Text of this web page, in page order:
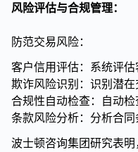
风险评估与合规管理：
防范交易风险：
客户信用评估：系统评
欺诈风险识别：识别潜
合规性自动检查：自动
条款风险分析：分析合
波士顿咨询集团研究表